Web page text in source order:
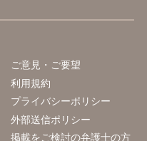
ご意見・ご要望
利用規約
プライバシーポリシー
外部送信ポリシー
掲載をご検討の弁護士の方